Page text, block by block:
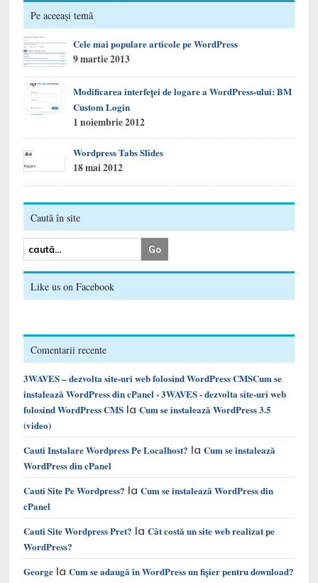
Pe aceeași temă
Cele mai populare articole pe WordPress
9 martie 2013
Modificarea interfeței de logare a WordPress-ului: BM
Custom Login
1 noiembrie 2012
Wordpress Tabs Slides
18 mai 2012
Caută în site
Like us on Facebook
Comentarii recente
3WAVES – dezvolta site-uri web folosind WordPress CMSCum se
instalează WordPress din cPanel - 3WAVES - dezvolta site-uri web
folosind WordPress CMS laCum se instalează WordPress 3.5
(video)
Cauti Instalare Wordpress Pe Localhost? laCum se instalează
WordPress din cPanel
Cauti Site Pe Wordpress? laCum se instalează WordPress din
cPanel
Cauti Site Wordpress Pret? laCât costă un site web realizat pe
WordPress?
George laCum se adaugă în WordPress un fișier pentru download?